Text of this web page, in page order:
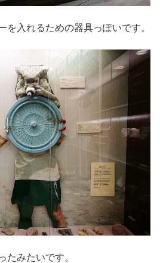
を入れるための器具っぽいです。
たみたいです。